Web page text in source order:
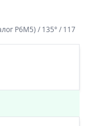
Р6М5) / 135° / 117